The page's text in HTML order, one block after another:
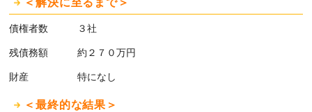
＜解決に至るまで＞
債権者数 ３社
残債務額 約２７０万円
財産 特になし
＜最終的な結果＞